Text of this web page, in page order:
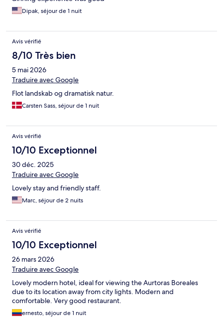
Dipak, séjour de 1 nuit
Avis vérifié
8/10 Très bien
5 mai 2026
Traduire avec Google
Flot landskab og dramatisk natur.
Carsten Sass, séjour de 1 nuit
Avis vérifié
10/10 Exceptionnel
30 déc. 2025
Traduire avec Google
Lovely stay and friendly staff.
Marc, séjour de 2 nuits
Avis vérifié
10/10 Exceptionnel
26 mars 2026
Traduire avec Google
Lovely modern hotel, ideal for viewing the Aurtoras Boreales
due to its location away from city lights. Modern and
comfortable. Very good restaurant.
ernesto, séjour de 1 nuit